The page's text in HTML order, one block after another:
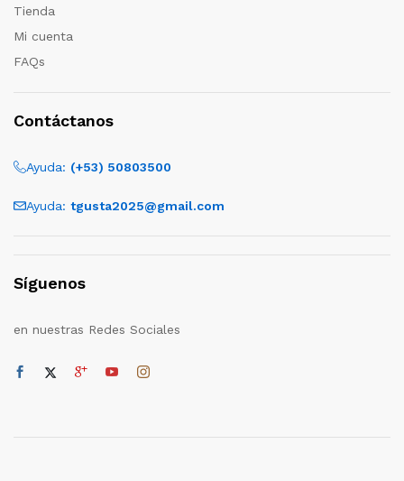
Tienda
Mi cuenta
FAQs
Contáctanos
Ayuda: (+53) 50803500
Ayuda: tgusta2025@gmail.com
Síguenos
en nuestras Redes Sociales